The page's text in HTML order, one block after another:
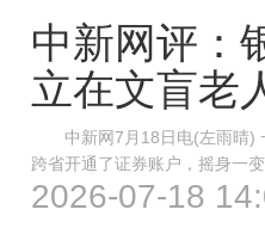
中新网评：
立在文盲老
中新网7月18日电(左雨晴)
跨省开通了证券账户，摇身一
诉了这一发生在自己母亲胡
2026-07-18